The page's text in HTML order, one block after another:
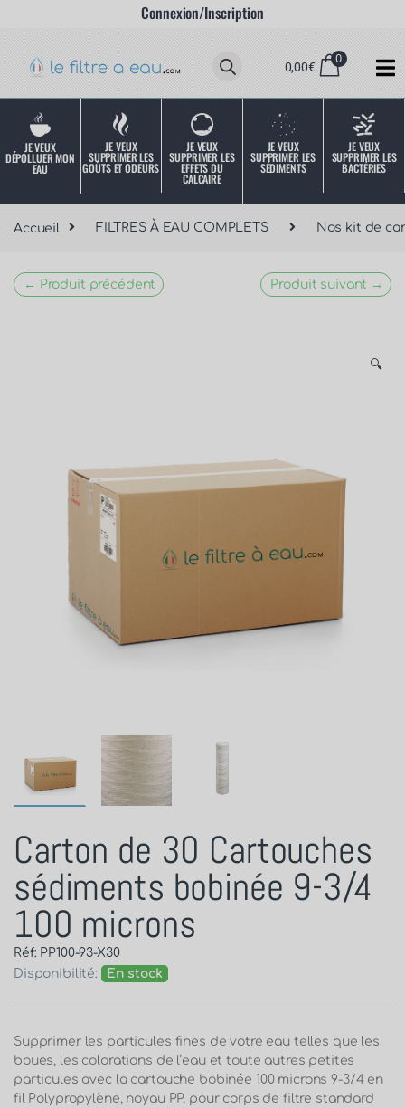
Connexion/Inscription
0,00€
0
JE VEUX
DÉPOLLUER MON
EAU
JE VEUX
SUPPRIMER LES
GOÛTS ET ODEURS
JE VEUX
SUPPRIMER LES
EFFETS DU
CALCAIRE
JE VEUX
SUPPRIMER LES
SÉDIMENTS
JE VEUX
SUPPRIMER LES
BACTÉRIES
Accueil FILTRES À EAU COMPLETS Nos kit de
← Produit précédent Produit suivant →
🔍
Carton de 30 Cartouches
sédiments bobinée 9-3/4
100 microns
Réf: PP100-93-X30
Disponibilité:
En stock
Supprimer les particules fines de votre eau telles que les
boues, les colorations de l’eau et toute autres petites
particules avec la cartouche bobinée 100 microns 9-3/4 en
fil Polypropylène, noyau PP, pour corps de filtre standard